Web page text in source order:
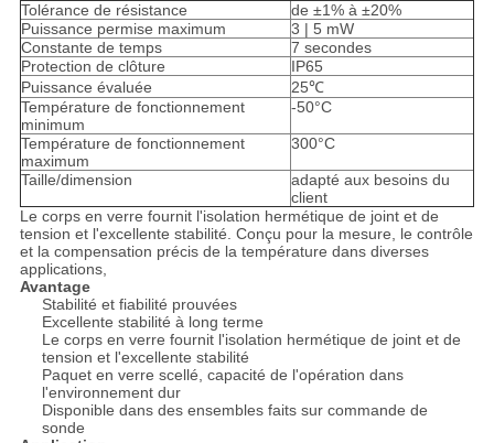
Tolérance de résistance
de ±1% à ±20%
Puissance permise maximum
3 | 5 mW
Constante de temps
7 secondes
Protection de clôture
IP65
Puissance évaluée
25℃
Température de fonctionnement
minimum
-50°C
Température de fonctionnement
maximum
300°C
Taille/dimension
adapté aux besoins du
client
Le corps en verre fournit l'isolation hermétique de joint et de
tension et l'excellente stabilité. Conçu pour la mesure, le contrôle
et la compensation précis de la température dans diverses
applications,
Avantage
Stabilité et fiabilité prouvées
Excellente stabilité à long terme
Le corps en verre fournit l'isolation hermétique de joint et de
tension et l'excellente stabilité
Paquet en verre scellé, capacité de l'opération dans
l'environnement dur
Disponible dans des ensembles faits sur commande de
sonde